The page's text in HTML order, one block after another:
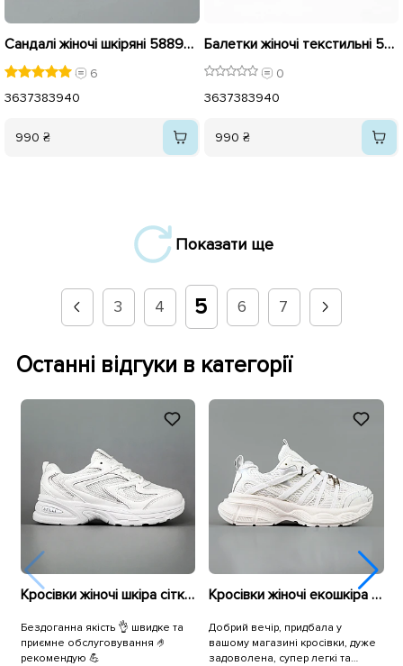
Сандалі жіночі шкіряні 588995 Білі
6
3637383940
990 ₴
Балетки жіночі текстильні 595926 Коричневі
0
3637383940
990 ₴
Показати ще
3 4 5 6 7
Останні відгуки в категорії
Кросівки жіночі шкіра сітка 594681 Білі
Бездоганна якість 👌 швидке та
приємне обслуговування 🤌
рекомендую 💪
Кросівки жіночі екошкіра сітка 595293 Білі
Добрий вечір, придбала у
вашому магазині кросівки, дуже
задоволена, супер легкі та